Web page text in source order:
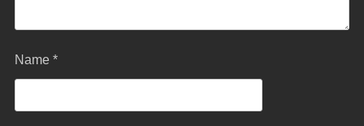
Name *